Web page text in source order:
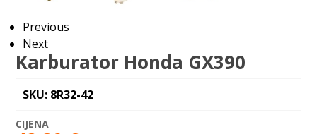
Previous
Next
Karburator Honda GX390
SKU: 8R32-42